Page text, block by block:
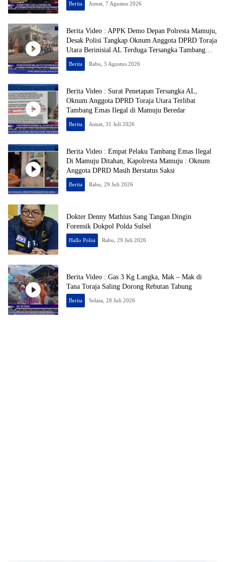
Berita Jumat, 7 Agustus 2026
Berita Video : APPK Demo Depan Polresta Mamuju,
Desak Polisi Tangkap Oknum Anggota DPRD Toraja
Utara Berinisial AL Terduga Tersangka Tambang
Emas Ilegal
Berita Rabu, 5 Agustus 2026
Berita Video : Surat Penetapan Tersangka AL,
Oknum Anggota DPRD Toraja Utara Terlibat
Tambang Emas Ilegal di Mamuju Beredar
Berita Jumat, 31 Juli 2026
Berita Video : Empat Pelaku Tambang Emas Ilegal
Di Mamuju Ditahan, Kapolresta Mamuju : Oknum
Anggota DPRD Masih Berstatus Saksi
Berita Rabu, 29 Juli 2026
Dokter Denny Mathius Sang Tangan Dingin
Forensik Dokpol Polda Sulsel
Hallo Polisi Rabu, 29 Juli 2026
Berita Video : Gas 3 Kg Langka, Mak – Mak di
Tana Toraja Saling Dorong Rebutan Tabung
Berita Selasa, 28 Juli 2026